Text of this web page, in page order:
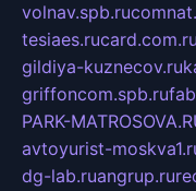
volnav.spb.ru
tesiaes.rucard.com.ru
gildiya-kuznecov.ru
griffoncom.spb.ru
PARK-
avtoyurist-
dg-lab.ruangrup.ru